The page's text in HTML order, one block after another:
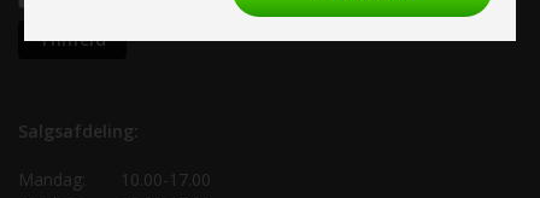
Salgsafdeling:
Mandag:
10.00-17.00